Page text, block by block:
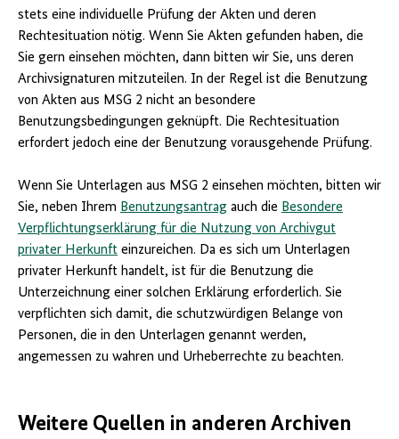
stets eine individuelle Prüfung der Akten und deren
Rechtesituation nötig. Wenn Sie Akten gefunden haben, die
Sie gern einsehen möchten, dann bitten wir Sie, uns deren
Archivsignaturen mitzuteilen. In der Regel ist die Benutzung
von Akten aus MSG 2 nicht an besondere
Benutzungsbedingungen geknüpft. Die Rechtesituation
erfordert jedoch eine der Benutzung vorausgehende Prüfung.
Wenn Sie Unterlagen aus MSG 2 einsehen möchten, bitten wir
Sie, neben Ihrem Benutzungsantrag auch die Besondere
Verpflichtungserklärung für die Nutzung von Archivgut
privater Herkunft einzureichen. Da es sich um Unterlagen
privater Herkunft handelt, ist für die Benutzung die
Unterzeichnung einer solchen Erklärung erforderlich. Sie
verpflichten sich damit, die schutzwürdigen Belange von
Personen, die in den Unterlagen genannt werden,
angemessen zu wahren und Urheberrechte zu beachten.
Weitere Quellen in anderen Archiven